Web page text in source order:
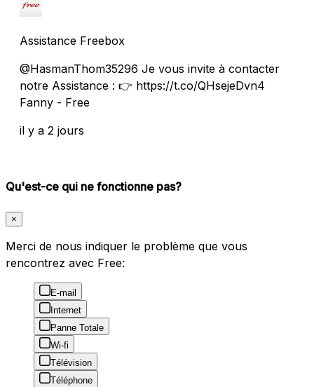
Assistance Freebox
@HasmanThom35296 Je vous invite à contacter
notre Assistance : 👉 https://t.co/QHsejeDvn4
Fanny - Free
il y a 2 jours
Qu'est-ce qui ne fonctionne pas?
×
Merci de nous indiquer le problème que vous
rencontrez avec Free:
E-mail
Internet
Panne Totale
Wi-fi
Télévision
Téléphone